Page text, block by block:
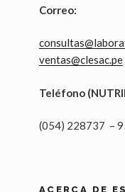
Correo:
ventas@clesac.pe
Teléfono
(054) 228737 –
ACERCA DE